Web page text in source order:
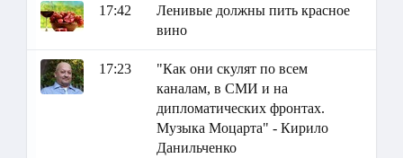
17:42
Ленивые должны пить красное
вино
17:23
"Как они скулят по всем
каналам, в СМИ и на
дипломатических фронтах.
Музыка Моцарта" - Кирило
Данильченко